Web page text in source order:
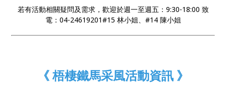
若有活動相關疑問及需求，歡迎於週一至週五：9:30-18:00 致
電：04-24619201#15 林小姐、#14 陳小姐
《 梧棲鐵馬采風活動資訊 》